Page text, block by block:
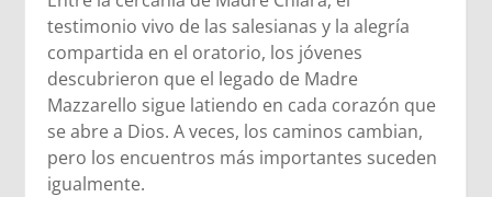
testimonio vivo de las salesianas y la alegría
compartida en el oratorio, los jóvenes
descubrieron que el legado de Madre
Mazzarello sigue latiendo en cada corazón que
se abre a Dios. A veces, los caminos cambian,
pero los encuentros más importantes suceden
igualmente.